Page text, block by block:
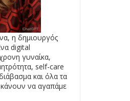
η δημιουργός
digital
γυναίκα,
self-care
και όλα τα
να αγαπάμε